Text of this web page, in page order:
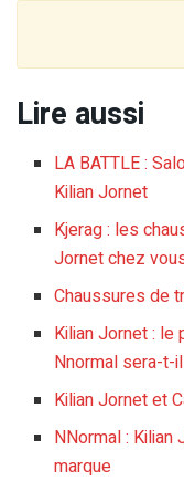
Lire aussi
LA BATTLE :
Kilian Jornet
Kjerag : les
Jornet chez
Chaussures de
Kilian Jornet :
Nnormal sera-t-
Kilian Jornet et
NNormal : Kilian
marque